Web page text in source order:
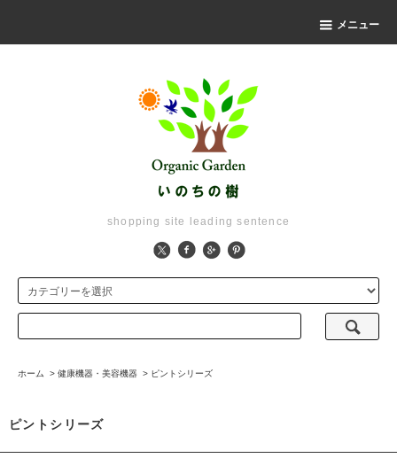
メニュー
shopping site leading sentence
ホーム > 健康機器・美容機器 > ピントシリーズ
ピントシリーズ